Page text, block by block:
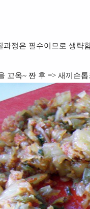
과정은 필수이므로 생략
꼬옥~ 짠 후 => 새끼손